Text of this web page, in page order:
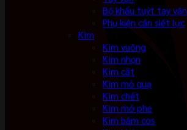
Bộ khẩu tuýt tay vặn
Phụ kiện cần siết lực
Kìm
Kìm vuông
Kìm nhọn
Kìm cắt
Kìm mỏ quạ
Kìm chết
Kìm mở phe
Kìm bấm cos